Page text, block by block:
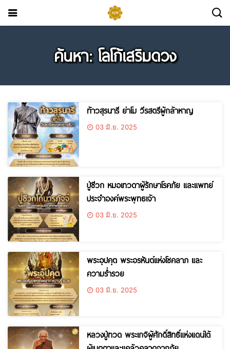
ค้นหา: โลโก้เสริมดวง
ท้าวสุรนารี ย่าโม วีรสตรีผู้กล้าหาญ
03 มิ.ย. 2025
ปู่ชีวก หมอเทวดาผู้รักษาโรคภัย และแพทย์
ประจำองค์พระพุทธเจ้า
03 มิ.ย. 2025
พระอุปคุต พระอรหันต์แห่งโชคลาภ และ
ความร่ำรวย
03 มิ.ย. 2025
หลวงปู่ทวด พระเกจิผู้ศักดิ์สิทธิ์แห่งแดนใต้